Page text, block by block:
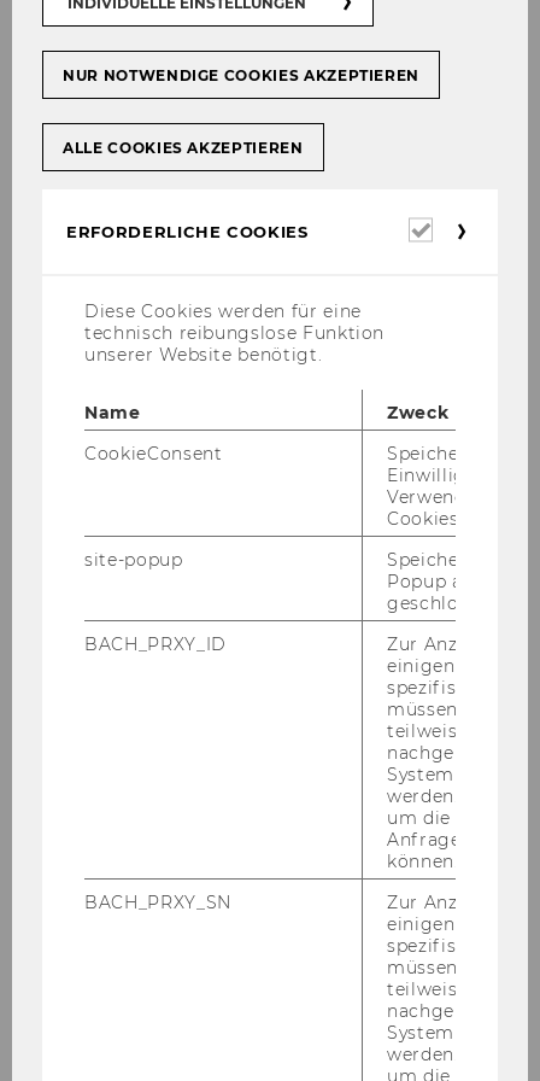
Studienjahr 2024/2025
Studienjahr 2023/2024
Oktober 2023
Jänner 2024
Februar 2024
März 2024
Juni 2024
Studienjahr 2021/2022
NUR NOTWENDIGE COOKIES AKZEPTIEREN
ALLE COOKIES AKZEPTIEREN
ERFORDERLICHE COOKIES
Diese Cookies werden für eine
technisch reibungslose Funktion
unserer Website benötigt.
Name
Zweck
CookieConsent
Speichert Ihre
Einwilligung zur
Verwendung von
Cookies.
site-popup
Speichert ob ein
Popup
geschlossen
BACH_PRXY_ID
Zur Anzeige von
einigen WU-
spezifischen
müssen
teilweise von
nachgelagerten
System
werden.
um die Antwort
Anfrage
können.
BACH_PRXY_SN
Zur Anzeige von
einigen WU-
spezifischen
müssen
teilweise von
nachgelagerten
System
werden.
um die Antwort